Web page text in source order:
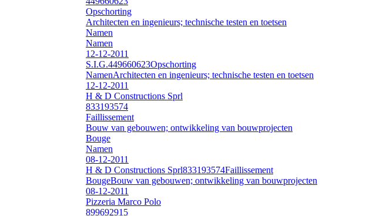
Opschorting
Architecten en ingenieurs; technische testen en toetsen
Namen
Namen
12-12-2011
S.I.G.449660623Opschorting
NamenArchitecten en ingenieurs; technische testen en toetsen
12-12-2011
H & D Constructions Sprl
833193574
Faillissement
Bouw van gebouwen; ontwikkeling van bouwprojecten
Bouge
Namen
08-12-2011
H & D Constructions Sprl833193574Faillissement
BougeBouw van gebouwen; ontwikkeling van bouwprojecten
08-12-2011
Pizzeria Marco Polo
899692915